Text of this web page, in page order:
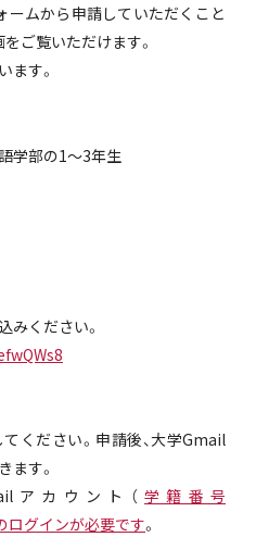
ームから申請していただくこと
ご覧いただけます。
ます。
学部の1～3年生
みください。
ください。申請後、大学Gmail
ます。
アカウント（ 学籍番号
グインが必要です。